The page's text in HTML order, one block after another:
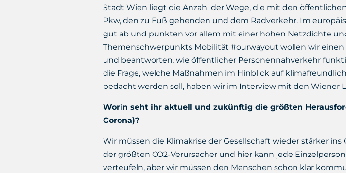
Stadt Wien liegt die Anzahl der Wege, die mit den
Pkw, den zu Fuß gehenden und dem Radverkehr. Im
gut ab und punkten vor allem mit einer hohen Netzdichte
Themenschwerpunkts Mobilität #ourwayout wollen wir
und beantworten, wie öffentlicher Personennahverkehr
die Frage, welche Maßnahmen im Hinblick auf
bedacht werden soll, haben wir im Interview mit den Wiener
Worin seht ihr aktuell und zukünftig die größten
Corona)?
Wir müssen die Klimakrise der Gesellschaft wieder stärker
der größten CO2-Verursacher und hier kann jede
verteufeln, aber wir müssen den Menschen schon klar